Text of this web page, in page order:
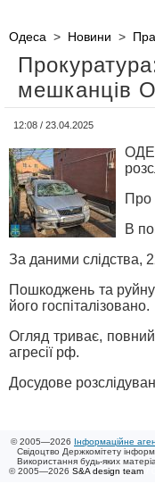
Одеса > Новини >
мешканців
12:08 / 23.04.2025
Про
В
За даними слідства,
Пошкоджень та
його госпіталізовано.
Огляд триває,
агресії рф.
Досудове
© 2005—2026 Інформаційне
Свідоцтво Держкомітету
Використання будь-яких
© 2005—2026 S&A design team